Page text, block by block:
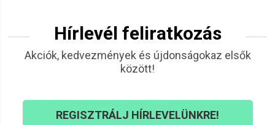
Hírlevél feliratkozás
Akciók, kedvezmények és újdonságokaz elsők
között!
REGISZTRÁLJ HÍRLEVELÜNKRE!